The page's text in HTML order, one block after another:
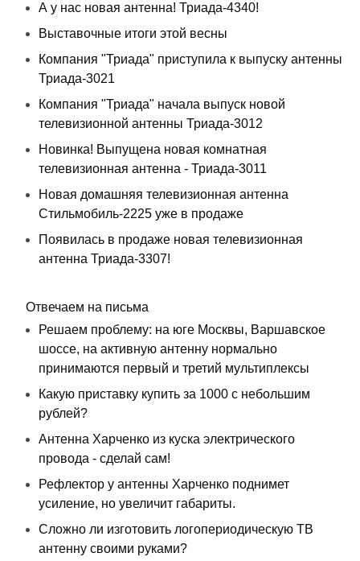
А у нас новая антенна! Триада-4340!
Выставочные итоги этой весны
Компания "Триада" приступила к выпуску антенны
Триада-3021
Компания "Триада" начала выпуск новой
телевизионной антенны Триада-3012
Новинка! Выпущена новая комнатная
телевизионная антенна - Триада-3011
Новая домашняя телевизионная антенна
Стильмобиль-2225 уже в продаже
Появилась в продаже новая телевизионная
антенна Триада-3307!
Отвечаем на письма
Решаем проблему: на юге Москвы, Варшавское
шоссе, на активную антенну нормально
принимаются первый и третий мультиплексы
Какую приставку купить за 1000 с небольшим
рублей?
Антенна Харченко из куска электрического
провода - сделай сам!
Рефлектор у антенны Харченко поднимет
усиление, но увеличит габариты.
Сложно ли изготовить логопериодическую ТВ
антенну своими руками?